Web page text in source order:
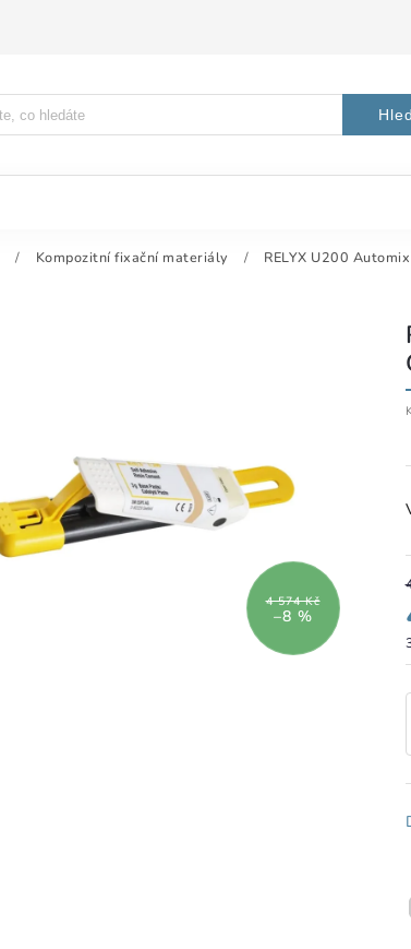
/ Kompozitní fixační materiály / RELYX U200
4 574 Kč
–8 %